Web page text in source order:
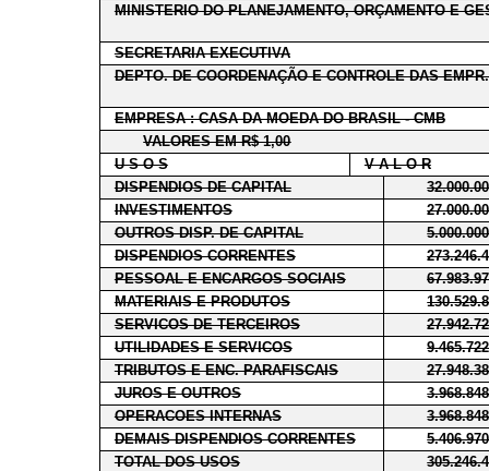
MINISTERIO DO PLANEJAMENTO, ORÇAMENTO E
SECRETARIA EXECUTIVA
DEPTO. DE COORDENAÇÃO E CONTROLE DAS
EMPRESA : CASA DA MOEDA DO BRASIL - CMB
VALORES EM R$ 1,00
U S O S
V A L O R
DISPENDIOS DE CAPITAL
INVESTIMENTOS
OUTROS DISP. DE CAPITAL
5.000.000
DISPENDIOS CORRENTES
PESSOAL E ENCARGOS SOCIAIS
MATERIAIS E PRODUTOS
SERVICOS DE TERCEIROS
UTILIDADES E SERVICOS
9.465.722
TRIBUTOS E ENC. PARAFISCAIS
JUROS E OUTROS
3.968.848
OPERACOES INTERNAS
3.968.848
DEMAIS DISPENDIOS CORRENTES
5.406.970
TOTAL DOS USOS